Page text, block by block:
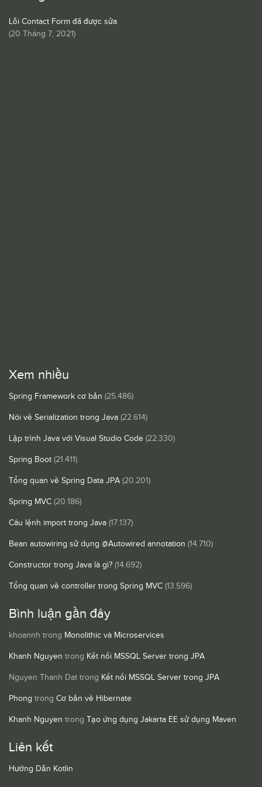
Lỗi Contact Form đã được sửa
(20 Tháng 7, 2021)
Xem nhiều
Spring Framework cơ bản (25.486)
Nói về Serialization trong Java (22.614)
Lập trình Java với Visual Studio Code (22.330)
Spring Boot (21.411)
Tổng quan về Spring Data JPA (20.201)
Spring MVC (20.186)
Câu lệnh import trong Java (17.137)
Bean autowiring sử dụng @Autowired annotation (14.710)
Constructor trong Java là gì? (14.692)
Tổng quan về controller trong Spring MVC (13.596)
Bình luận gần đây
khoannh trong Monolithic và Microservices
Khanh Nguyen trong Kết nối MSSQL Server trong JPA
Nguyen Thanh Dat trong Kết nối MSSQL Server trong JPA
Phong trong Cơ bản về Hibernate
Khanh Nguyen trong Tạo ứng dụng Jakarta EE sử dụng Maven
Liên kết
Hướng Dẫn Kotlin